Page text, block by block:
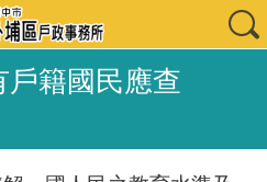
戶籍國民應查